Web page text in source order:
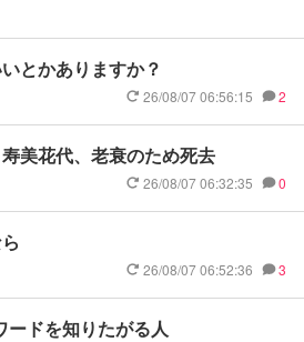
とかありますか？
26/08/07 06:56:15 2
美花代、老衰のため死去
26/08/07 06:32:35 0
26/08/07 06:52:36 3
ドを知りたがる人